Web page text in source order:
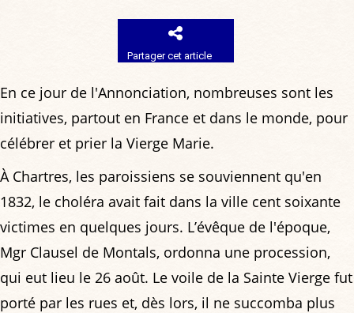
Partager cet article
En ce jour de l'Annonciation, nombreuses sont les
initiatives, partout en France et dans le monde, pour
célébrer et prier la Vierge Marie.
À Chartres, les paroissiens se souviennent qu'en
1832, le choléra avait fait dans la ville cent soixante
victimes en quelques jours. L’évêque de l'époque,
Mgr Clausel de Montals, ordonna une procession,
qui eut lieu le 26 août. Le voile de la Sainte Vierge fut
porté par les rues et, dès lors, il ne succomba plus